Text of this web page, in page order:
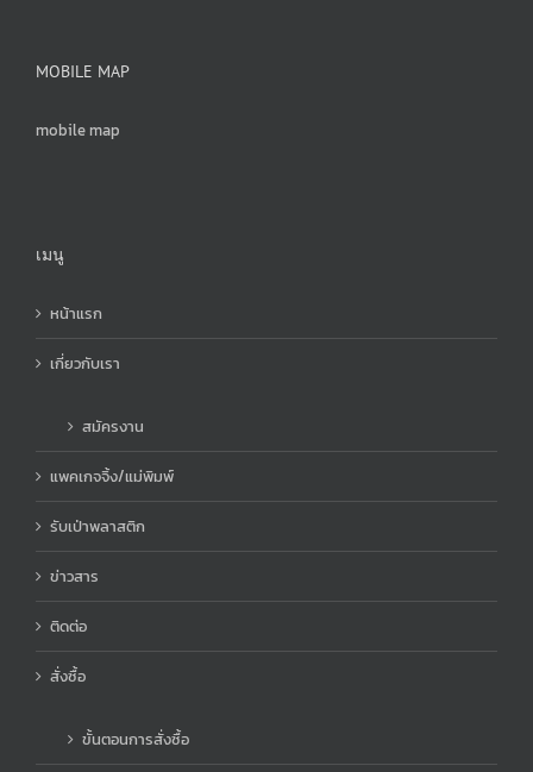
MOBILE MAP
mobile map
เมนู
หน้าแรก
เกี่ยวกับเรา
สมัครงาน
แพคเกจจิ้ง/แม่พิมพ์
รับเป่าพลาสติก
ข่าวสาร
ติดต่อ
สั่งซื้อ
ขั้นตอนการสั่งซื้อ